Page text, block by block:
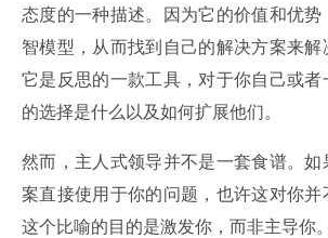
态度的一种描述。因为它的价值和优
智模型，从而找到自己的解决方案来解
它是反思的一款工具，对于你自己或
的选择是什么以及如何扩展他们。
然而，主人式领导并不是一套食谱。
案直接使用于你的问题，也许这对你并
这个比喻的目的是激发你，而非主导你。